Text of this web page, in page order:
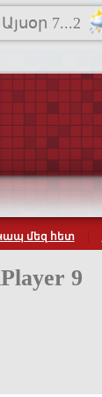
Այսօր 7...2
մեզ հետ
9